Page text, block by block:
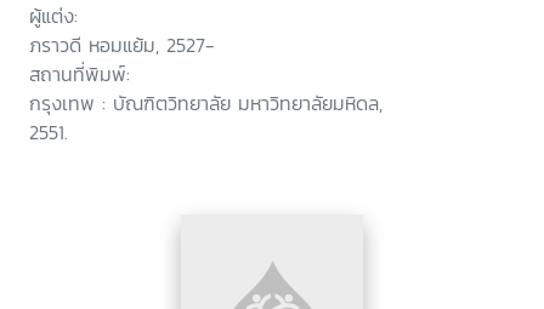
ผู้แต่ง:
ภราวดี หอมแย้ม, 2527-
สถานที่พิมพ์:
กรุงเทพ : บัณฑิตวิทยาลัย มหาวิทยาลัยมหิดล,
2551.